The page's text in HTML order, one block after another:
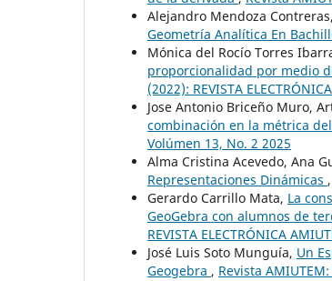
Alejandro Mendoza Contreras,
Geometría Analítica En
Mónica del Rocío Torres
proporcionalidad por medio
(2022): REVISTA
Jose Antonio Briceño Muro,
combinación en la métrica
Volúmen 13, No. 2 2025
Alma Cristina Acevedo, Ana
Representaciones Dinámicas ,
Gerardo Carrillo Mata, La
GeoGebra con alumnos de
REVISTA ELECTRÓNICA
José Luis Soto Munguía, Un
Geogebra , Revista